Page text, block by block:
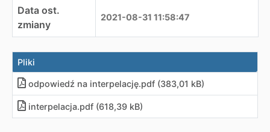
Data ost.
zmiany
2021-08-31 11:58:47
Pliki
odpowiedź na interpelację.pdf (383,01 kB)
interpelacja.pdf (618,39 kB)